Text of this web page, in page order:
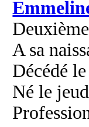
A sa
Décédé
Né le